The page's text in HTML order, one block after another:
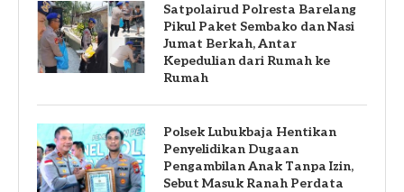
Satpolairud Polresta Barelang
Pikul Paket Sembako dan Nasi
Jumat Berkah, Antar
Kepedulian dari Rumah ke
Rumah
Polsek Lubukbaja Hentikan
Penyelidikan Dugaan
Pengambilan Anak Tanpa Izin,
Sebut Masuk Ranah Perdata